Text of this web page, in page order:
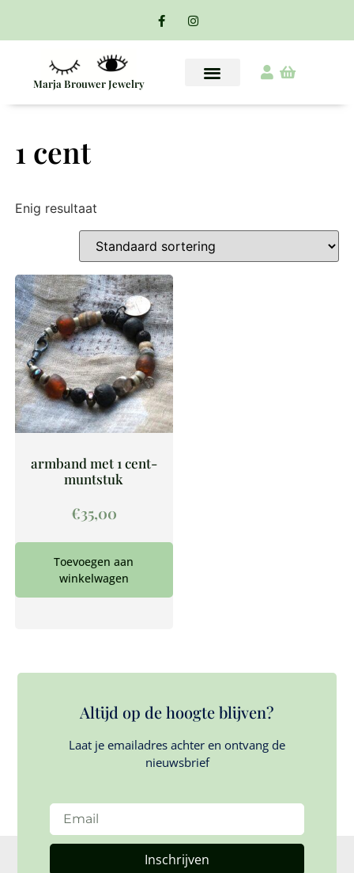
Marja Brouwer Jewelry
1 cent
Enig resultaat
armband met 1 cent-
muntstuk
€35,00
Toevoegen aan
winkelwagen
Altijd op de hoogte blijven?
Laat je emailadres achter en ontvang de
nieuwsbrief
Inschrijven